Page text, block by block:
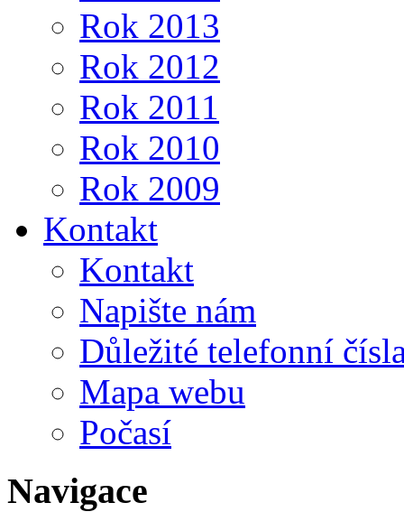
Rok 2013
Rok 2012
Rok 2011
Rok 2010
Rok 2009
Kontakt
Kontakt
Napište nám
Důležité telefonní
Mapa webu
Počasí
Navigace